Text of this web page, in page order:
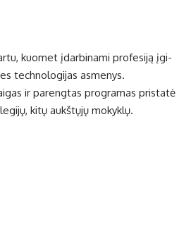
kuo­met įdar­bi­na­mi pro­fe­si­ją įgi­
tech­no­lo­gi­jas as­me­nys.
ir pa­reng­tas pro­gra­mas pri­sta­tė
ki­tų aukš­tų­jų mo­kyk­lų.